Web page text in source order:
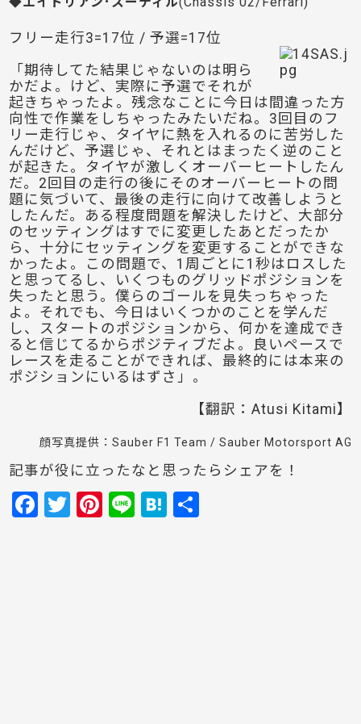
フリー走行3=17位 / 予選=17位
「期待してた結果じゃないのは明ら
かだよ。けど、実際に予選でそれが
起きちゃったよ。残念なことに今日は間違った方
向性で作業をしちゃったみたいだね。3回目のフ
リー走行じゃ、タイヤに熱を入れるのに苦労した
んだけど、予選じゃ、それとはまったく逆のこと
が起きた。タイヤが激しくオーバーヒートしたん
だ。2回目の走行の後にそのオーバーヒートの問
題に気づいて、最後の走行に向けて改善しようと
したんだ。ある程度問題を解決したけど、大部分
のセッティングはすでに変更したあとだったか
ら、十分にセッティングを変更することができな
かったよ。この問題で、1周ごとに1秒はロスした
と思ってるし、いくつものグリッドポジションを
失ったと思う。僕らのゴールを見失っちゃった
よ。それでも、今日はいくつかのことを学んだ
し、スタートのポジションから、何かを達成でき
ると信じてるからポジティブだよ。良いペースで
レースを走ることができれば、最終的には本来の
ポジションにいるはずさ」。
【翻訳：Atusi Kitami】
顔写真提供：Sauber F1 Team / Sauber Motorsport AG
記事が役に立ったなと思ったらシェアを！
F
T
Pi Li H